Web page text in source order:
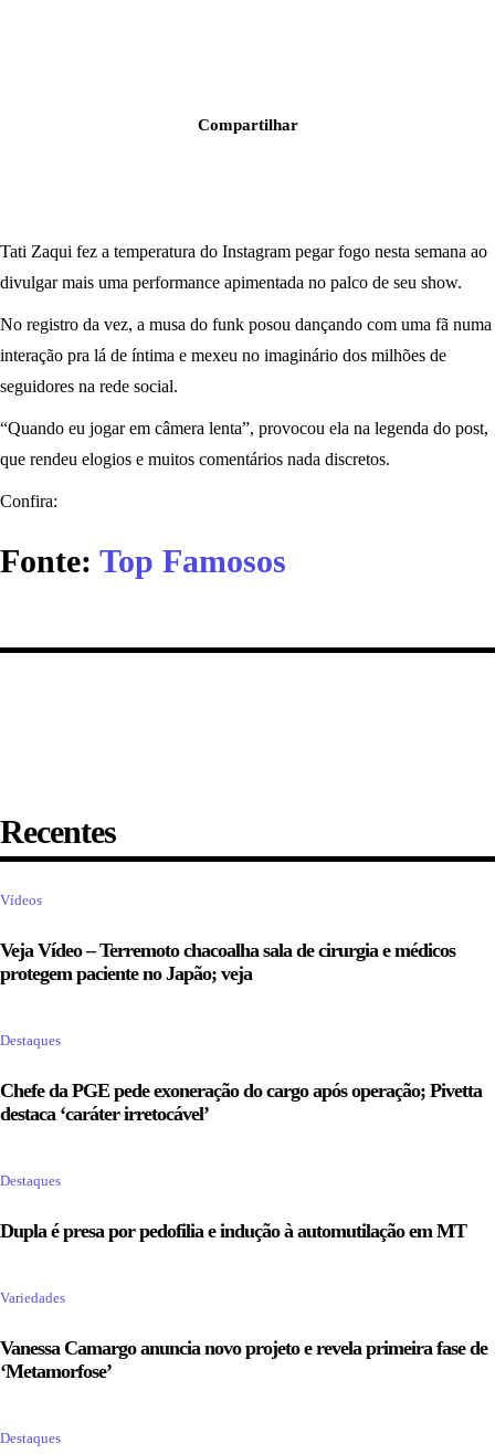
Compartilhar
Tati Zaqui fez a temperatura do Instagram pegar fogo nesta semana ao
divulgar mais uma performance apimentada no palco de seu show.
No registro da vez, a musa do funk posou dançando com uma fã numa
interação pra lá de íntima e mexeu no imaginário dos milhões de
seguidores na rede social.
“Quando eu jogar em câmera lenta”, provocou ela na legenda do post,
que rendeu elogios e muitos comentários nada discretos.
Confira:
Fonte: Top Famosos
Recentes
Vídeos
Veja Vídeo – Terremoto chacoalha sala de cirurgia e médicos
protegem paciente no Japão; veja
Destaques
Chefe da PGE pede exoneração do cargo após operação; Pivetta
destaca ‘caráter irretocável’
Destaques
Dupla é presa por pedofilia e indução à automutilação em MT
Variedades
Vanessa Camargo anuncia novo projeto e revela primeira fase de
‘Metamorfose’
Destaques